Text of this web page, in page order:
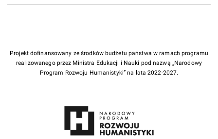
Projekt dofinansowany ze środków budżetu państwa w ramach programu
realizowanego przez Ministra Edukacji i Nauki pod nazwą „Narodowy
Program Rozwoju Humanistyki” na lata 2022-2027.